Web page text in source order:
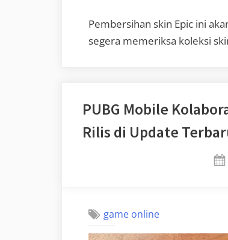
Pembersihan skin Epic ini
segera memeriksa koleksi
PUBG Mobile
Rilis di Update
game online